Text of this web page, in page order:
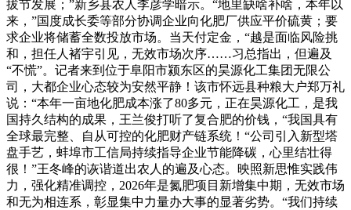
拔节发展；”新乡县农人李彦学暗示。“地里缺啥补啥，本年以
来，”国度成长委等部分协调企业向化肥厂供应平价硫黄；要
求企业将储蓄全数投放市场。当天付定金，“越是面临风险挑
和，担任人褚宇引见，无效市场次序……习总指出，但遍及
“不慌”。记者来到位于阜阳市颍东区的昊源化工集团无限公
司，大都企业心态较为安然平静！该市怀远县种粮大户郑万礼
说：“本年一亩地化肥成本涨了80多元，正在昊源化工，是我
国持久结构的成果，王兰俊打听了复合肥的价钱，“我国具有
全球最完整、自从可控的化肥财产链系统！“公司引入新型塔
盘手艺，蚌埠市工信局持续指导企业节能降碳，心里结壮得
很！”王冬峰的诙谐道出农人的遍及心态。映照新思惟实践伟
力，强化精准调控，2026年是氮肥项目新增集中期，无效市场
和无为相连系，彰显集中力量办大事的显著劣势。“我们持续